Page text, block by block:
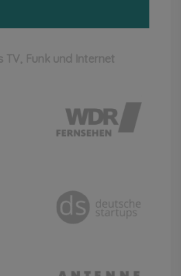
TV, Funk und Internet